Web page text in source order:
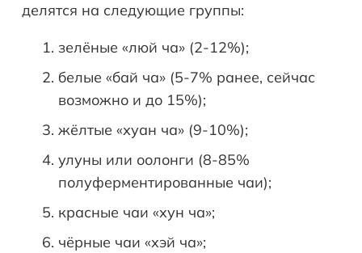
делятся на следующие группы:
зелёные «люй ча» (2-12%);
белые «бай ча» (5-7% ранее, сейчас
возможно и до 15%);
жёлтые «хуан ча» (9-10%);
улуны или оолонги (8-85%
полуферментированные чаи);
красные чаи «хун ча»;
чёрные чаи «хэй ча»;